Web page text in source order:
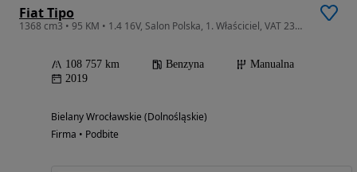
Fiat Tipo
1368 cm3 • 95 KM • 1.4 16V, Salon Polska, 1. Właściciel, VAT 23%, Klima, Parktronic
108 757 km Benzyna
Manualna
2019
Bielany Wrocławskie (Dolnośląskie)
Firma • Podbite